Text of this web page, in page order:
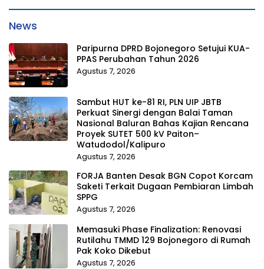
News
Paripurna DPRD Bojonegoro Setujui KUA-
PPAS Perubahan Tahun 2026
Agustus 7, 2026
Sambut HUT ke-81 RI, PLN UIP JBTB
Perkuat Sinergi dengan Balai Taman
Nasional Baluran Bahas Kajian Rencana
Proyek SUTET 500 kV Paiton–
Watudodol/Kalipuro
Agustus 7, 2026
FORJA Banten Desak BGN Copot Korcam
Saketi Terkait Dugaan Pembiaran Limbah
SPPG
Agustus 7, 2026
Memasuki Phase Finalization: Renovasi
Rutilahu TMMD 129 Bojonegoro di Rumah
Pak Koko Dikebut
Agustus 7, 2026